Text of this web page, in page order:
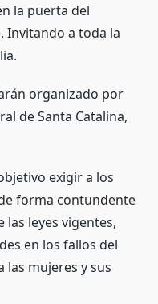
la puerta del
Invitando a toda la
organizado por
de Santa Catalina,
exigir a los
forma contundente
las leyes vigentes,
en los fallos del
las mujeres y sus